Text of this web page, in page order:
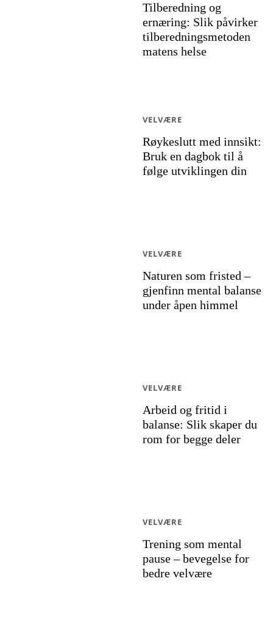
Tilberedning og
ernæring: Slik påvirker
tilberedningsmetoden
matens helse
Røykeslutt med innsikt:
Bruk en dagbok til å
følge utviklingen din
VELVÆRE
Naturen som fristed –
gjenfinn mental balanse
under åpen himmel
VELVÆRE
Arbeid og fritid i
balanse: Slik skaper du
rom for begge deler
VELVÆRE
Trening som mental
pause – bevegelse for
bedre velvære
VELVÆRE